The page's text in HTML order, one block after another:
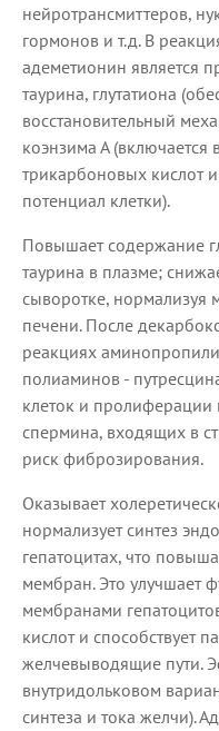
нейротрансмиттеров,
гормонов и т.д. В
адеметионин является
таурина, глутатиона
восстановительный
коэнзима А
трикарбоновых кислот
потенциал клетки).
Повышает содержание
таурина в плазме;
сыворотке, нормализуя
печени. После
реакциях
полиаминов -
клеток и пролиферации
спермина, входящих в
риск фиброзирования.
Оказывает
нормализует синтез
гепатоцитах, что
мембран. Это улучшает
мембранами
кислот и способствует
желчевыводящие пути.
внутридольковом
синтеза и тока желчи).